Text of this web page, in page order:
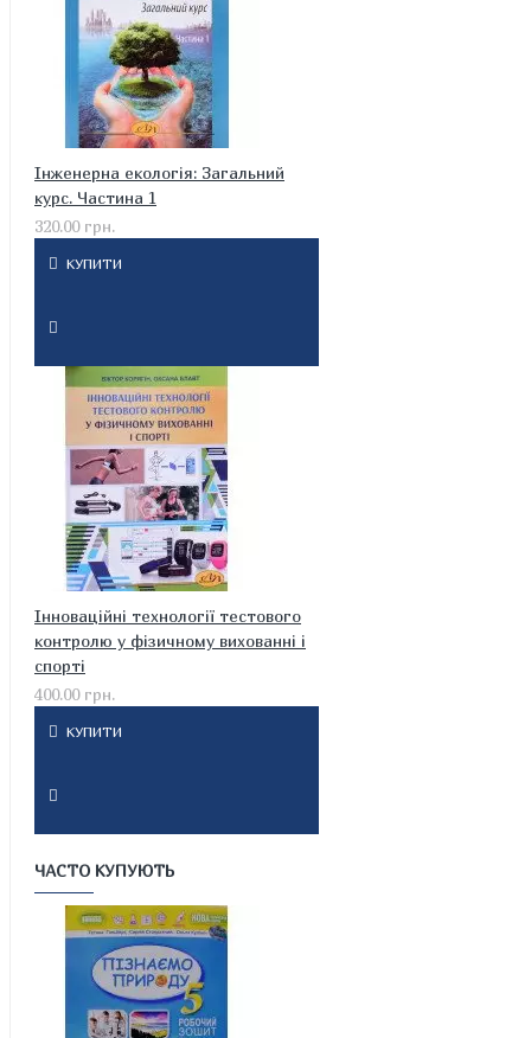
Інженерна екологія: Загальний
курс. Частина 1
320.00 грн.
КУПИТИ
Інноваційні технології тестового
контролю у фізичному вихованні і
спорті
400.00 грн.
КУПИТИ
ЧАСТО КУПУЮТЬ